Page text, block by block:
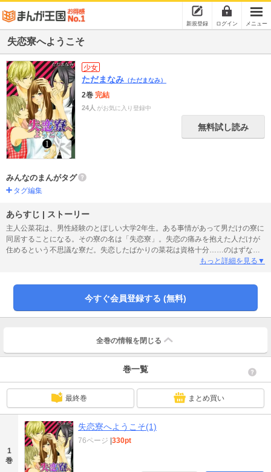
新規登録 ログイン メニュー
失恋寮へようこそ
少女
ただまなみ （ただまなみ）
2巻 完結
24人 がお気に入り登録中
無料試し読み
みんなのまんがタグ
タグ編集
あらすじ | ストーリー
主人公菜花は、男性経験のとぼしい大学2年生。ある事情があって男だけの寮に
同居することになる。その寮の名は「失恋寮」。失恋の痛みを抱えた人だけが
住めるという不思議な寮だ。失恋したばかりの菜花は資格十分……のはずなの
だが、実は菜花は寮に住む男子たちを追い出すために送り込まれたのだった。
こと、それが彼女の使命なのだ。でも住人男子はどれもイケメンで個性豊か。
男性が苦手な菜花にそんな大役が務まるのだろうか。意を決してドアを開けた
菜花は、いきなり一人に抱きしめられて……。男3人vs女1人、勝算はあるか?
もっと詳細を見る▼
今すぐ会員登録する (無料)
全巻の情報を 閉じる
巻一覧
最終巻 まとめ買い
1
巻
失恋寮へようこそ(1)
76ページ 330pt